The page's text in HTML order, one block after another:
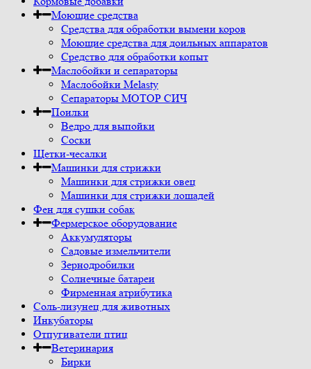
Моющие средства
Средства для обработки вымени коров
Моющие средства для доильных аппаратов
Средство для обработки копыт
Маслобойки и сепараторы
Маслобойки Melasty
Сепараторы МОТОР СИЧ
Поилки
Ведро для выпойки
Соски
Щетки-чесалки
Машинки для стрижки
Машинки для стрижки овец
Машинки для стрижки лошадей
Фен для сушки собак
Фермерское оборудование
Аккумуляторы
Садовые измельчители
Зернодробилки
Солнечные батареи
Фирменная атрибутика
Соль-лизунец для животных
Инкубаторы
Отпугиватели птиц
Ветеринария
Бирки